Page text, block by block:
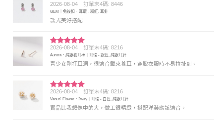
評分5滿
分 5
2026-08-04 訂單末4碼: 8446
GEM｜免後扣．耳環 - 粉紅, 耳針
款式美好搭配
評分5 滿
分 5
2026-08-04 訂單末4碼: 8216
Aurora．純銀養耳棒｜耳環 - 銀色, 純銀耳針
青少女剛打耳洞，很適合戴來養耳，穿脫衣服時不易拉扯到。
評分5 滿
分 5
2026-08-04 訂單末4碼: 8216
Venus' Flower．2way｜耳環 - 白色, 純銀耳針
實品比我想像中的大，做工很精緻，搭配洋裝應該適合。